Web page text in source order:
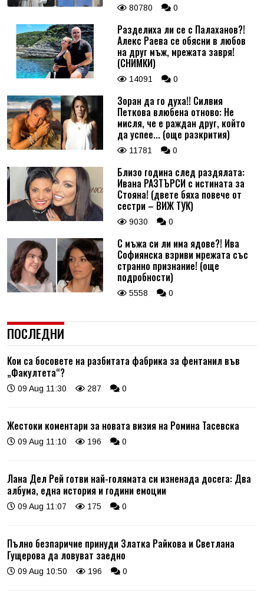
80780 0
Разделиха ли се с Палаханов?!
Алекс Раева се обясни в любов
на друг мъж, мрежата завря!
(СНИМКИ)
14091 0
Зоран да го духа!! Силвия
Петкова влюбена отново: Не
мисля, че е раждан друг, който
да успее... (още разкрития)
11781 0
Близо година след раздялата:
Ивана РАЗТЪРСИ с истината за
Стояна! (двете бяха повече от
сестри – ВИЖ ТУК)
9030 0
С мъжа си ли има ядове?! Ива
Софиянска взриви мрежата със
странно признание! (още
подробности)
5558 0
ПОСЛЕДНИ
Кои са босовете на разбитата фабрика за фентанил във
„Факултета“?
09 Aug 11:30 287 0
Жестоки коментари за новата визия на Ромина Тасевска
09 Aug 11:10 196 0
Лана Дел Рей готви най-голямата си изненада досега: Два
албума, една история и години емоции
09 Aug 11:07 175 0
Пълно безпаричие принуди Златка Райкова и Светлана
Гущерова да ловуват заедно
09 Aug 10:50 196 0